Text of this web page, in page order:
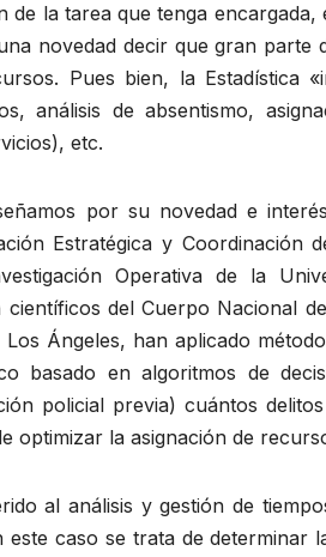
de la tarea que tenga
novedad decir que gran parte
Pues bien, la Estadística
análisis de absentismo,
etc.
por su novedad e
Estratégica y Coordinación
Operativa de la
del Cuerpo Nacional
Ángeles, han aplicado
basado en algoritmos de
policial previa) cuántos
optimizar la asignación de
al análisis y gestión de
caso se trata de determinar